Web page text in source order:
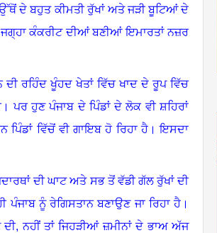
ਦੇ ਬਹੁਤ ਕੀਮਤੀ ਰੁੱਖਾਂ ਅਤੇ ਜੜੀ ਬੂਟਿਆਂ ਦੇ
ਜਗ੍ਹਾ ਕੰਕਰੀਟ ਦੀਆਂ ਬਣੀਆਂ ਇਮਾਰਤਾਂ ਨਜ਼ਰ
ਰਹਿੰਦ ਖੂੰਹਦ ਖੇਤਾਂ ਵਿੱਚ ਖਾਦ ਦੇ ਰੂਪ ਵਿੱਚ
।ਪਰ ਹੁਣ ਪੰਜਾਬ ਦੇ ਪਿੰਡਾਂ ਦੇ ਲੋਕ ਵੀ ਸ਼ਹਿਰਾਂ
ਪਿੰਡਾਂ ਵਿੱਚੋਂ ਵੀ ਗਾਇਬ ਹੋ ਰਿਹਾ ਹੈ।ਇਸਦਾ
ਦੀ ਘਾਟ ਅਤੇ ਸਭ ਤੋਂ ਵੱਡੀ ਗੱਲ ਰੁੱਖਾਂ ਦੀ
ਪੰਜਾਬ ਨੂੰ ਰੇਗਿਸਤਾਨ ਬਣਾਉਣ ਜਾ ਰਿਹਾ ਹੈ ।
ਨਹੀਂ ਤਾਂ ਜਿਹੜੀਆਂ ਜ਼ਮੀਨਾਂ ਦੇ ਭਾਅ ਅੱਜ